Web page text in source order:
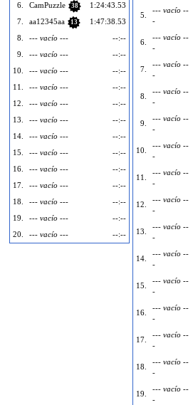
6.
CamPuzzle 38
1:24:43.53
7.
aa12345aa 13
1:47:38.53
8.
--- vacío ---
--:--
9.
--- vacío ---
--:--
10.
--- vacío ---
--:--
11.
--- vacío ---
--:--
12.
--- vacío ---
--:--
13.
--- vacío ---
--:--
14.
--- vacío ---
--:--
15.
--- vacío ---
--:--
16.
--- vacío ---
--:--
17.
--- vacío ---
--:--
18.
--- vacío ---
--:--
19.
--- vacío ---
--:--
20.
--- vacío --- --:--
5.
--- vacío --
-
6.
--- vacío --
-
7.
--- vacío --
-
8.
--- vacío --
-
9.
--- vacío --
-
10.
--- vacío --
-
11.
--- vacío --
-
12.
--- vacío --
-
13.
--- vacío --
-
14.
--- vacío --
-
15.
--- vacío --
-
16.
--- vacío --
-
17.
--- vacío --
-
18.
--- vacío --
-
19.
--- vacío --
-